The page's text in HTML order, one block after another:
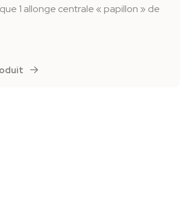
1 allonge centrale « papillon » de